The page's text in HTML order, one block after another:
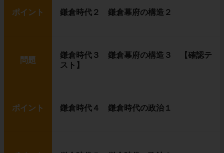
ポイント 鎌倉時代２ 鎌倉幕府の構造２
問題
鎌倉時代３ 鎌倉幕府の構造３ 【確認テ
スト】
ポイント 鎌倉時代４ 鎌倉時代の政治１